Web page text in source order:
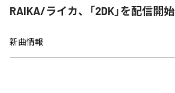
RAIKA/ライカ、「2DK」を配信開始
新曲情報